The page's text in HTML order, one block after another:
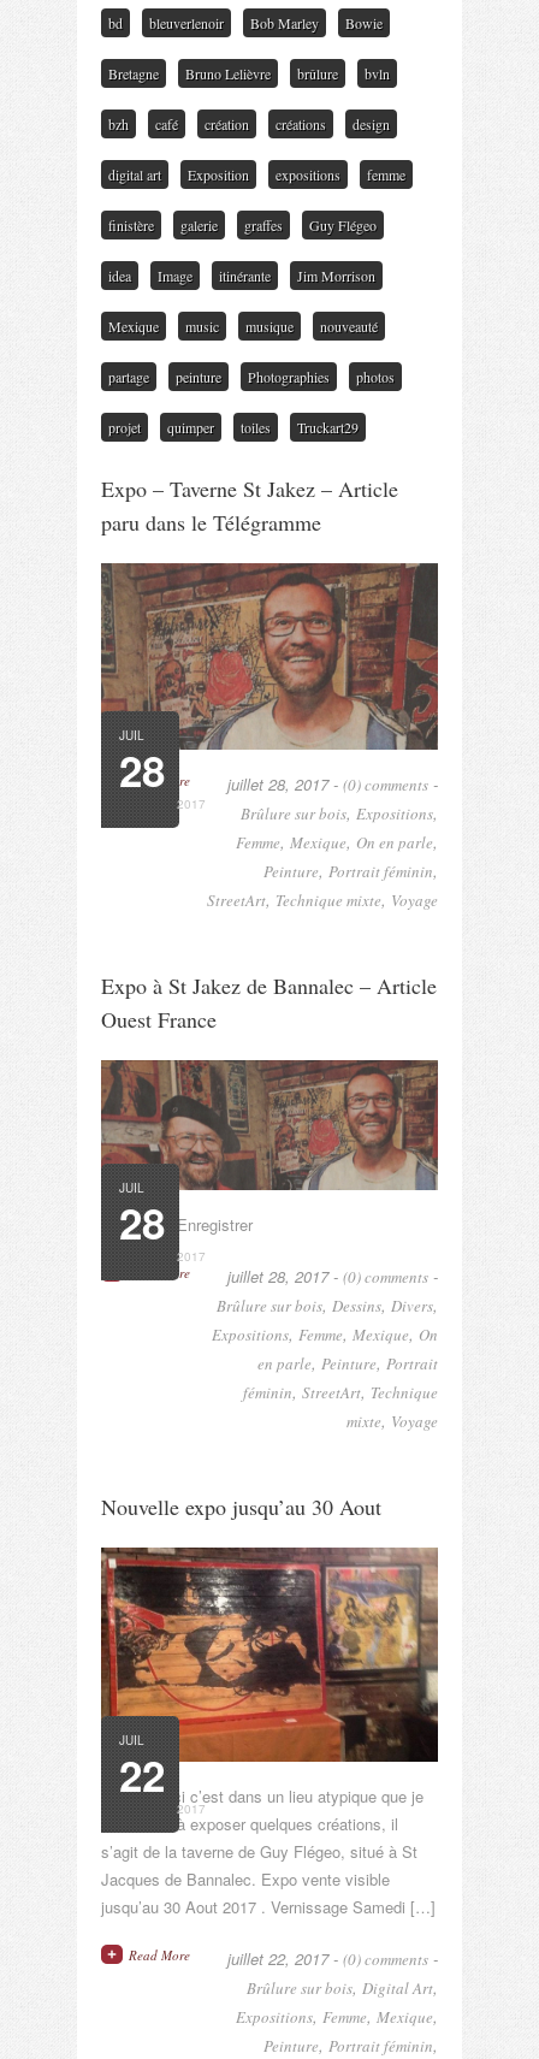
bd bleuverlenoir Bob Marley Bowie
Bretagne Bruno Lelièvre brûlure bvln
bzh café création créations design
digital art Exposition expositions femme
finistère galerie graffes Guy Flégeo
idea Image itinérante Jim Morrison
Mexique music musique nouveauté
partage peinture Photographies photos
projet quimper toiles Truckart29
Expo – Taverne St Jakez – Article
paru dans le Télégramme
JUIL
28
2017
Read More juillet 28, 2017 - (0) comments -
Brûlure sur bois, Expositions,
Femme, Mexique, On en parle,
Peinture, Portrait féminin,
StreetArt, Technique mixte, Voyage
Expo à St Jakez de Bannalec – Article
Ouest France
JUIL
28
2017
EnregistrerEnregistrer
Read More juillet 28, 2017 - (0) comments -
Brûlure sur bois, Dessins, Divers,
Expositions, Femme, Mexique, On
en parle, Peinture, Portrait
féminin, StreetArt, Technique
mixte, Voyage
Nouvelle expo jusqu’au 30 Aout
JUIL
22
2017
Cette fois ci c’est dans un lieu atypique que je
suis invité à exposer quelques créations, il
s’agit de la taverne de Guy Flégeo, situé à St
Jacques de Bannalec. Expo vente visible
jusqu’au 30 Aout 2017 . Vernissage Samedi […]
Read More juillet 22, 2017 - (0) comments -
Brûlure sur bois, Digital Art,
Expositions, Femme, Mexique,
Peinture, Portrait féminin,